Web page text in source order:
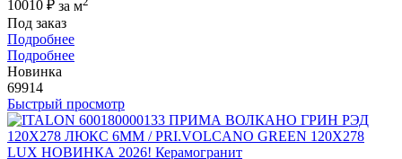
10010 ₽ за м
Под заказ
Подробнее
Подробнее
Новинка
69914
Быстрый просмотр